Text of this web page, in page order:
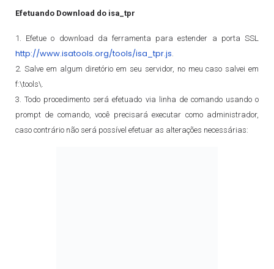
Efetuando Download do isa_tpr
1. Efetue o download da ferramenta para estender a porta SSL
http://www.isatools.org/tools/isa_tpr.js.
2. Salve em algum diretório em seu servidor, no meu caso salvei em
f:\tools\.
3. Todo procedimento será efetuado via linha de comando usando o
prompt de comando, você precisará executar como administrador,
caso contrário não será possível efetuar as alterações necessárias: